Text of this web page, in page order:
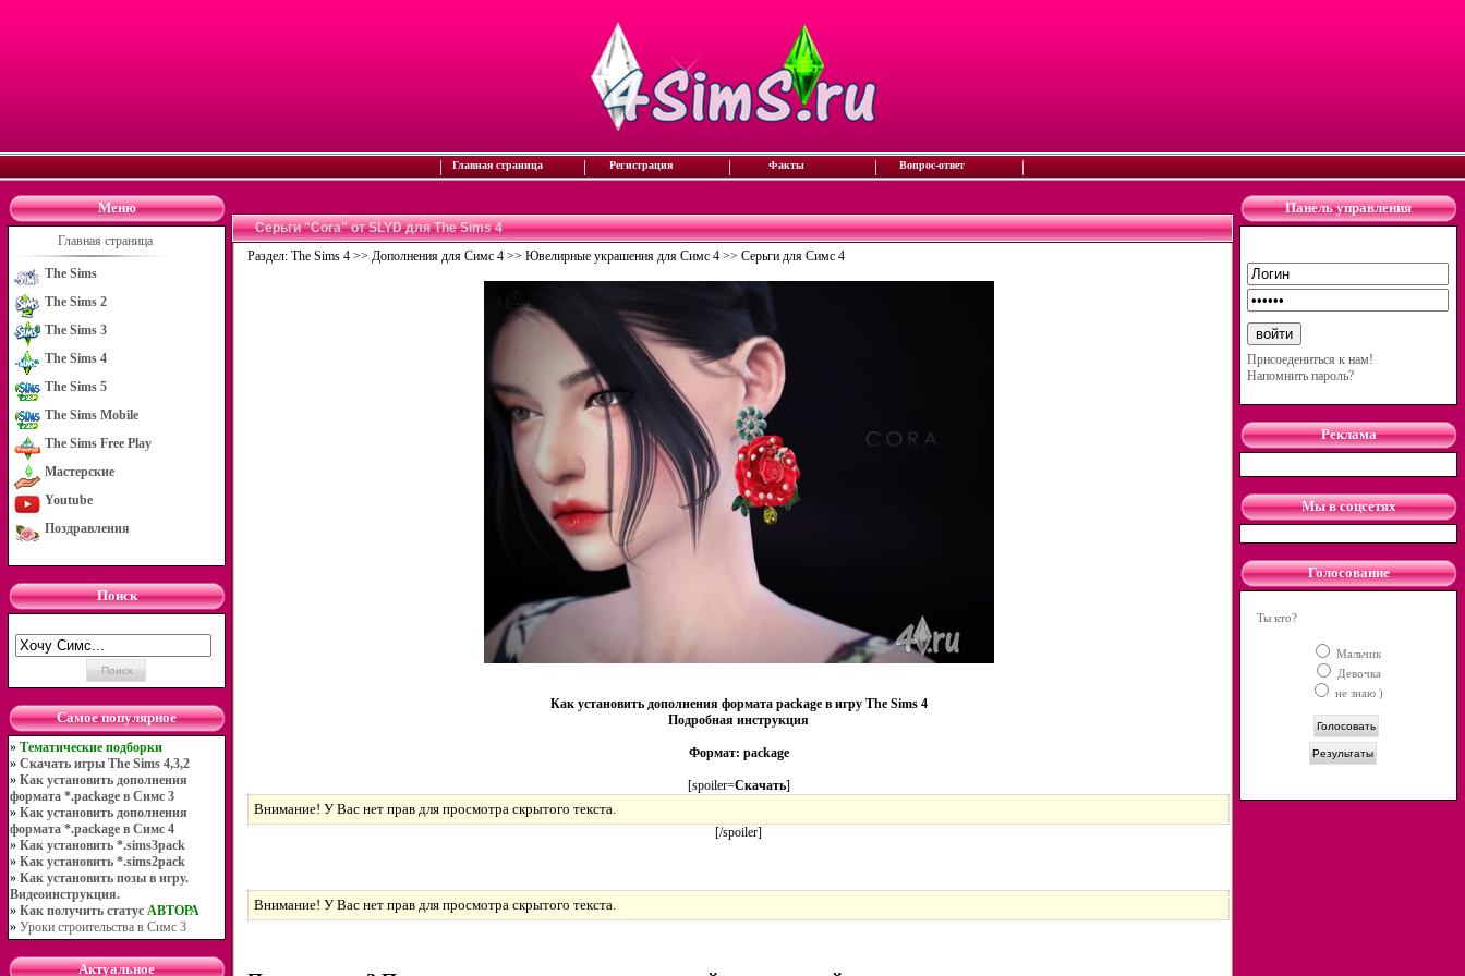
| Главная страница | Регистрация | Факты | Вопрос-ответ |
Меню
Главная страница
The Sims
The Sims 2
The Sims 3
The Sims 4
The Sims 5
The Sims Mobile
The Sims Free Play
Мастерские
Youtube
Поздравления
Поиск
Самое популярное
» Тематические подборки
» Скачать игры The Sims 4,3,2
» Как установить дополнения
формата *.package в Симс 3
» Как установить дополнения
формата *.package в Симс 4
» Как установить *.sims3pack
» Как установить *.sims2pack
» Как установить позы в игру.
Видеоинструкция.
» Как получить статус АВТОРА
» Уроки строительства в Симс 3
Актуальное
Серьги "Cora" от SLYD для The Sims 4
Раздел: The Sims 4 >> Дополнения для Симс 4 >> Ювелирные украшения для Симс 4 >> Серьги для Симс 4
Как установить дополнения формата package в игру The Sims 4
Подробная инструкция
Формат: package
[spoiler=Скачать]
Внимание! У Вас нет прав для просмотра скрытого текста.
[/spoiler]
Внимание! У Вас нет прав для просмотра скрытого текста.
Панель управления
Присоедениться к нам!
Напомнить пароль?
Реклама
Мы в соцсетях
Голосование
Ты кто?
Мальчик
Девочка
не знаю )